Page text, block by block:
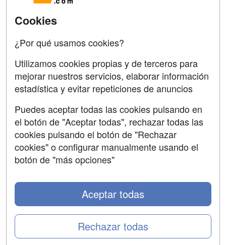
Contactar
Copyleft
Grupo formazion:
Cookies
¿Por qué usamos cookies?
Utilizamos cookies propias y de terceros para
mejorar nuestros servicios, elaborar información
estadística y evitar repeticiones de anuncios
Puedes aceptar todas las cookies pulsando en
el botón de "Aceptar todas", rechazar todas las
cookies pulsando el botón de "Rechazar
cookies" o configurar manualmente usando el
botón de "más opciones"
Rechazar todas
Aceptar todas